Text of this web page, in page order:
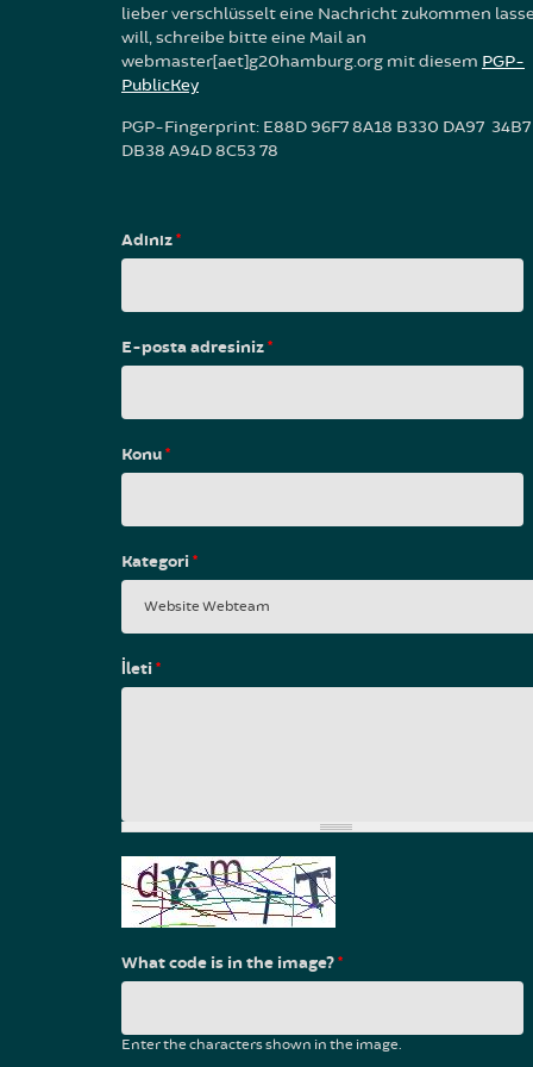
lieber verschlüsselt eine Nachricht zukommen
will, schreibe bitte eine Mail an
webmaster[aet]g20hamburg.org mit diesem PGP-
PublicKey
PGP-Fingerprint: E88D 96F7 8A18 B330 DA97 34B7
DB38 A94D 8C53 78
Adınız*
E-posta adresiniz*
Konu*
Kategori*
İleti*
What code is in the image?*
Enter the characters shown in the image.